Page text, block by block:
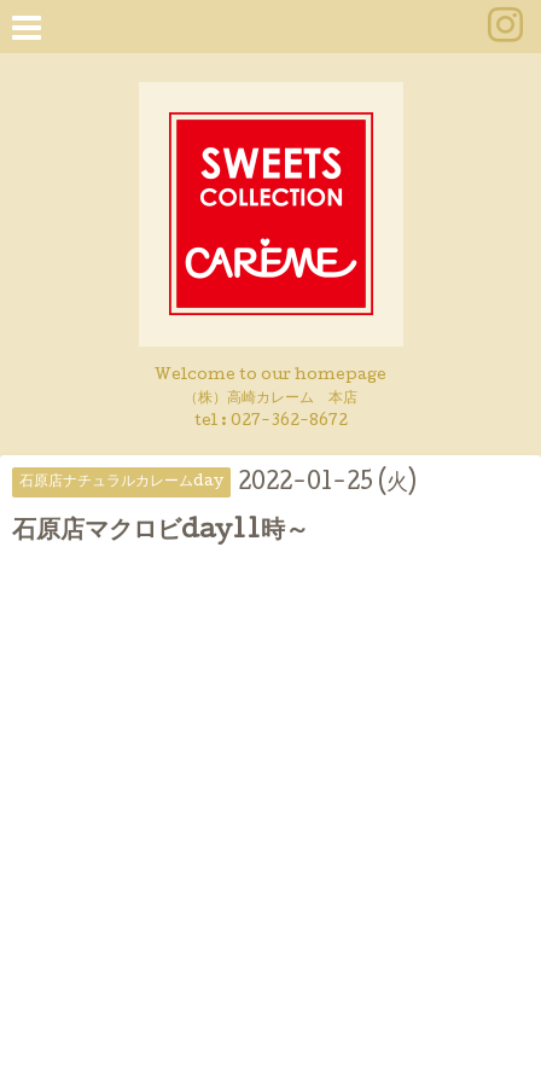
Welcome to our homepage
（株）高崎カレーム 本店
tel : 027-362-8672
石原店ナチュラルカレームday 2022-01-25 (火)
石原店マクロビday11時～